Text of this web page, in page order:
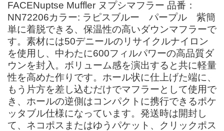
FACENuptse Muffler ヌプシマフラー 品番：
NN72206カラー: ラピスブルー パープル 紫簡
単に着脱できる、保温性の高いダウンマフラーで
す。素材には50デニールのリサイクルナイロン
を使用し、中わたに600フィルパワーの高品質ダ
ウンを封入。ボリューム感を演出すると共に軽量
性を高めた作りです。ホール状に仕上げた端に、
もう片方を差し込むだけでマフラーとして使用で
き、ホールの逆側はコンパクトに携行できるポケ
ッタブル仕様になっています。発送時は開封し
て、ネコポスまたはゆうパケット、クリックポス